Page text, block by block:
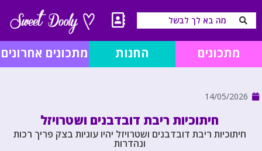
מתכונים החנות מתכונים אחרונים
14/05/2026
חיתוכיות ריבת דובדבנים ושטרויזל
חיתוכיות ריבת דובדבנים ושטרויזל יהיו עוגיות בצק פריך רכות
ונהדרות